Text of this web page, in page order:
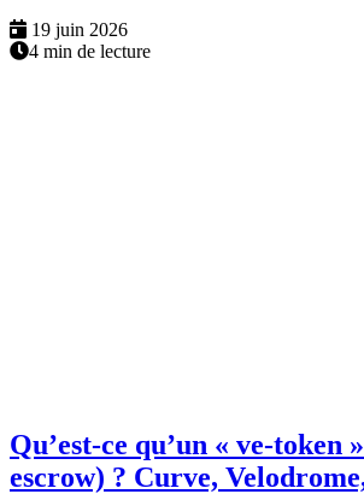
19 juin 2026
4 min de lecture
Qu’est-ce qu’un « ve-token
escrow) ? Curve,